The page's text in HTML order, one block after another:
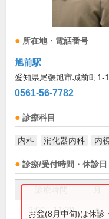
所在地・電話番号
旭前駅
愛知県尾張旭市城前町1-
0561-56-7782
診療科目
内科 消化器内科 内
診療/受付時間・休診日
9:00～11:30 ●
お盆(8月中旬)は休診